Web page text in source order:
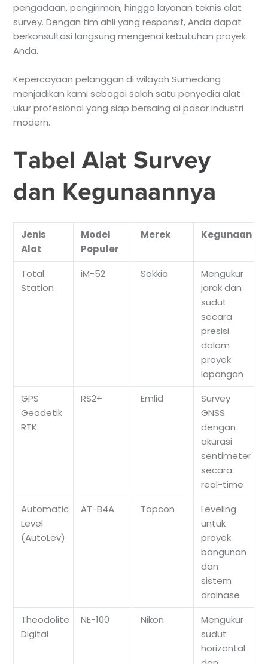
pengadaan, pengiriman, hingga layanan teknis alat
survey. Dengan tim ahli yang responsif, Anda dapat
berkonsultasi langsung mengenai kebutuhan proyek
Anda.
Kepercayaan pelanggan di wilayah Sumedang
menjadikan kami sebagai salah satu penyedia alat
ukur profesional yang siap bersaing di pasar industri
modern.
Tabel Alat Survey
dan Kegunaannya
Jenis
Alat
Model
Populer
Merek Kegunaan
Total
Station
iM-52 Sokkia
Mengukur
jarak dan
sudut
secara
presisi
dalam
proyek
lapangan
GPS
Geodetik
RTK
RS2+ Emlid
Survey
GNSS
dengan
akurasi
sentimeter
secara
real-time
Automatic
Level
(AutoLev)
AT-B4A Topcon
Leveling
untuk
proyek
bangunan
dan
sistem
drainase
Theodolite
Digital
NE-100 Nikon
Mengukur
sudut
horizontal